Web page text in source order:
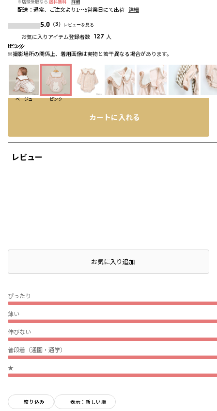
ピンク
※撮影場所の関係上、着用画像は実物と若干異なる場合があります。
ピンク
ピンク
ベージュ ピンク
レビュー
ぴったり
薄い
伸びない
普段着（通園・通学）
★
絞り込み 表示：新しい順
※店頭受取なら 送料無料 詳細
配送 ： 通常、ご注文より1～5営業日にて出荷 詳細
5.0 （3） レビューを見る
お気に入りアイテム登録者数 127 人
カートに入れる
店頭在庫を確認するお気に入り追加